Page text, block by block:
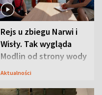
Rejs u zbiegu Narwi i
Wisły. Tak wygląda
Modlin od strony wody
Aktualności